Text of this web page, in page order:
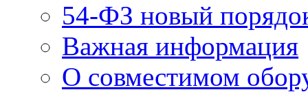
54-ФЗ новый
Важная информация
О совместимом